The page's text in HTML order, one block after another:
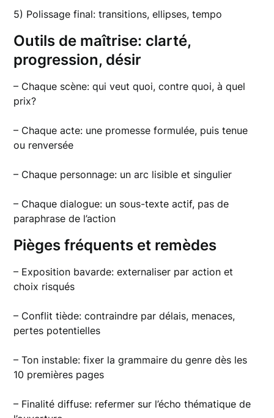
5) Polissage final: transitions, ellipses, tempo
Outils de maîtrise: clarté,
progression, désir
– Chaque scène: qui veut quoi, contre quoi, à quel
prix?
– Chaque acte: une promesse formulée, puis tenue
ou renversée
– Chaque personnage: un arc lisible et singulier
– Chaque dialogue: un sous-texte actif, pas de
paraphrase de l’action
Pièges fréquents et remèdes
– Exposition bavarde: externaliser par action et
choix risqués
– Conflit tiède: contraindre par délais, menaces,
pertes potentielles
– Ton instable: fixer la grammaire du genre dès les
10 premières pages
– Finalité diffuse: refermer sur l’écho thématique de